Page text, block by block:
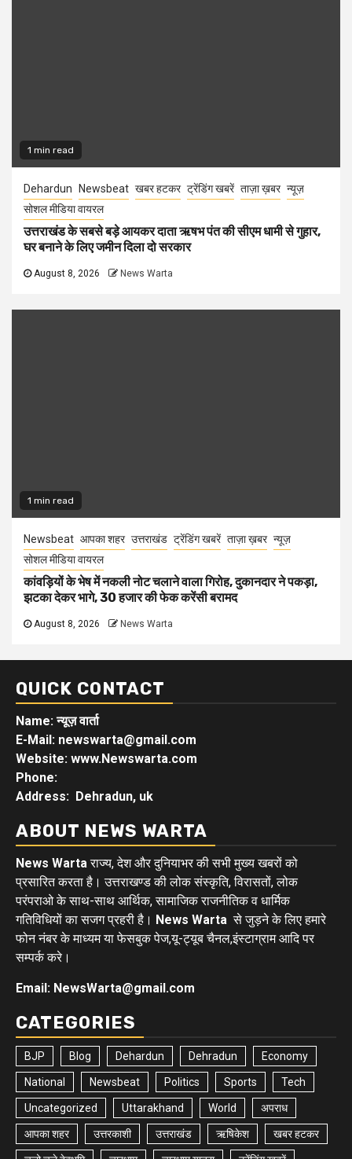
1 min read
Dehardun Newsbeat खबर हटकर ट्रेंडिंग खबरें ताज़ा ख़बर न्यूज़
सोशल मीडिया वायरल
उत्तराखंड के सबसे बड़े आयकर दाता ऋषभ पंत की सीएम धामी से गुहार,
घर बनाने के लिए जमीन दिला दो सरकार
August 8, 2026 News Warta
1 min read
Newsbeat आपका शहर उत्तराखंड ट्रेंडिंग खबरें ताज़ा ख़बर न्यूज़
सोशल मीडिया वायरल
कांवड़ियों के भेष में नकली नोट चलाने वाला गिरोह, दुकानदार ने पकड़ा,
झटका देकर भागे, 30 हजार की फेक करेंसी बरामद
August 8, 2026 News Warta
QUICK CONTACT
Name: न्यूज़ वार्ता
E-Mail: newswarta@gmail.com
Website: www.Newswarta.com
Phone:
Address: Dehradun, uk
ABOUT NEWS WARTA
News Wartaराज्य, देश और दुनियाभर की सभी मुख्य खबरों को
प्रसारित करता है। उत्तराखण्ड की लोक संस्कृति, विरासतों, लोक
परंपराओ के साथ-साथ आर्थिक, सामाजिक राजनीतिक व धार्मिक
गतिविधियों का सजग प्रहरी है। News Warta से जुड़ने के लिए हमारे
फोन नंबर के माध्यम या फेसबुक पेज,यू-ट्यूब चैनल,इंस्टाग्राम आदि पर
सम्पर्क करे।
Email: NewsWarta@gmail.com
CATEGORIES
BJP Blog Dehardun Dehradun Economy
National Newsbeat Politics Sports Tech
Uncategorized Uttarakhand World अपराध
आपका शहर उत्तरकाशी उत्तराखंड ऋषिकेश खबर हटकर